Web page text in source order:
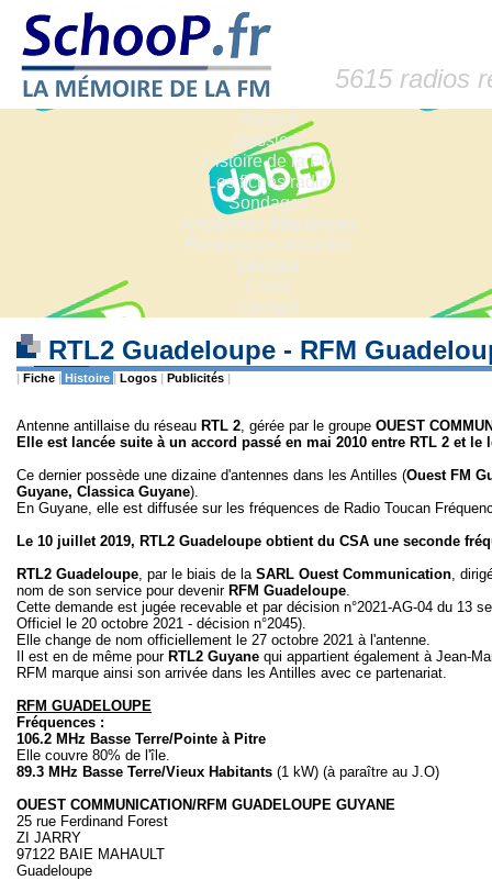
5615 radios
Accueil
Dossiers
Histoire de la FM
Les fiches radio
Sondages
Anciennes fréquences
Fréquences actuelles
Lexique
Liens
Contact
RTL2 Guadeloupe - RFM
| Fiche | Histoire | Logos | Publicités |
Antenne antillaise du réseau RTL 2, gérée par le groupe OUEST
Elle est lancée suite à un accord passé en mai 2010 entre RTL 2 et le
Ce dernier possède une dizaine d'antennes dans les Antilles (Ouest FM
Guyane, Classica Guyane).
En Guyane, elle est diffusée sur les fréquences de Radio Toucan
Le 10 juillet 2019, RTL2 Guadeloupe obtient du CSA une seconde
RTL2 Guadeloupe, par le biais de la SARL Ouest Communication,
nom de son service pour devenir RFM Guadeloupe.
Cette demande est jugée recevable et par décision n°2021-AG-04 du 13
Officiel le 20 octobre 2021 - décision n°2045).
Elle change de nom officiellement le 27 octobre 2021 à l'antenne.
Il est en de même pour RTL2 Guyane qui appartient également à Jean-
RFM marque ainsi son arrivée dans les Antilles avec ce partenariat.
RFM GUADELOUPE
Fréquences :
106.2 MHz Basse Terre/Pointe à Pitre
Elle couvre 80% de l'île.
89.3 MHz Basse Terre/Vieux Habitants (1 kW) (à paraître au J.O)
OUEST COMMUNICATION/RFM GUADELOUPE GUYANE
25 rue Ferdinand Forest
ZI JARRY
97122 BAIE MAHAULT
Guadeloupe